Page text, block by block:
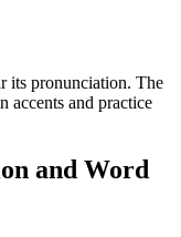
its pronunciation. The
accents and practice
and Word